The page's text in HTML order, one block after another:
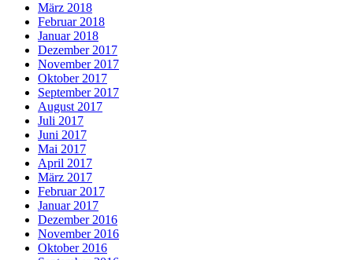
März 2018
Februar 2018
Januar 2018
Dezember 2017
November 2017
Oktober 2017
September 2017
August 2017
Juli 2017
Juni 2017
Mai 2017
April 2017
März 2017
Februar 2017
Januar 2017
Dezember 2016
November 2016
Oktober 2016